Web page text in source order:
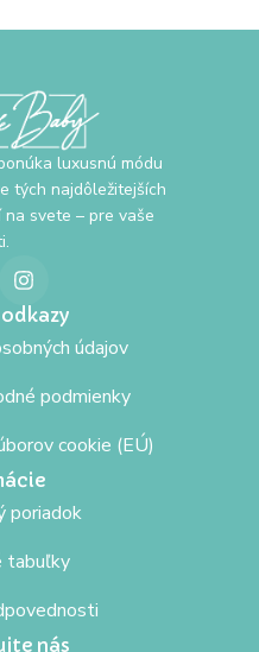
luxusnú módu
tých najdôležitejších
svete – pre vaše
údajov
podmienky
cookie (EÚ)
poriadok
tabuľky
nás